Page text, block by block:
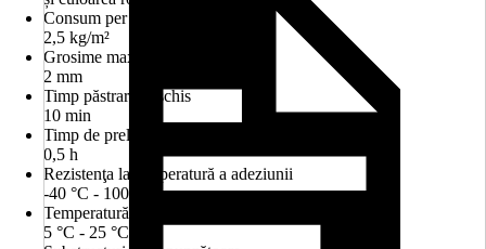
Consum per grosime strat în mm
2,5 kg/m²
Grosime max. strat
2 mm
Timp păstrare deschis
10 min
Timp de prelucrare aprox.
0,5 h
Rezistenţa la temperatură a adeziunii
-40 °C - 100 °C
Temperatură prelucrare
5 °C - 25 °C